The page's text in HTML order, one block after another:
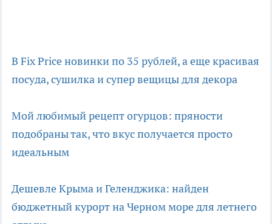
В Fix Price новинки по 35 рублей, а еще красивая
посуда, сушилка и супер вещицы для декора
Мой любимый рецепт огурцов: пряности
подобраны так, что вкус получается просто
идеальным
Дешевле Крыма и Геленджика: найден
бюджетный курорт на Черном море для летнего